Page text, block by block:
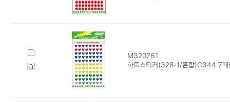
M320761
하트스티커(328-1/혼합)C344 7